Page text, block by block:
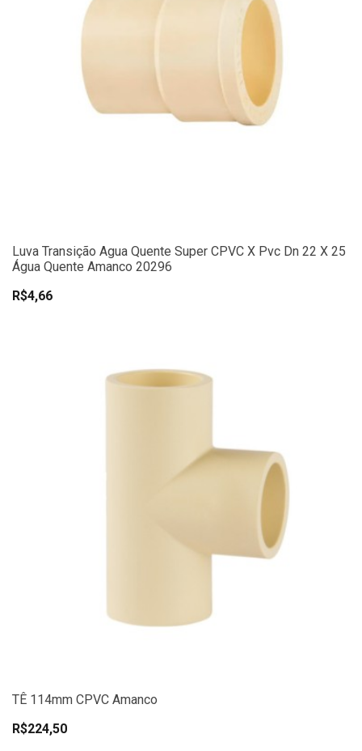
Luva Transição Agua Quente Super CPVC X Pvc Dn 22 X 25
Água Quente Amanco 20296
R$4,66
TÊ 114mm CPVC Amanco
R$224,50